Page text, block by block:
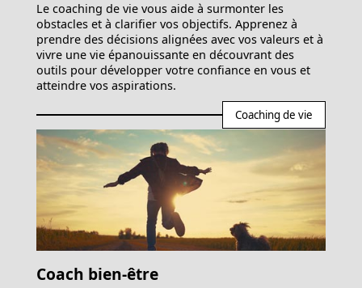
Le coaching de vie vous aide à surmonter les
obstacles et à clarifier vos objectifs. Apprenez à
prendre des décisions alignées avec vos valeurs et à
vivre une vie épanouissante en découvrant des
outils pour développer votre confiance en vous et
atteindre vos aspirations.
Coaching de vie
Coach bien-être